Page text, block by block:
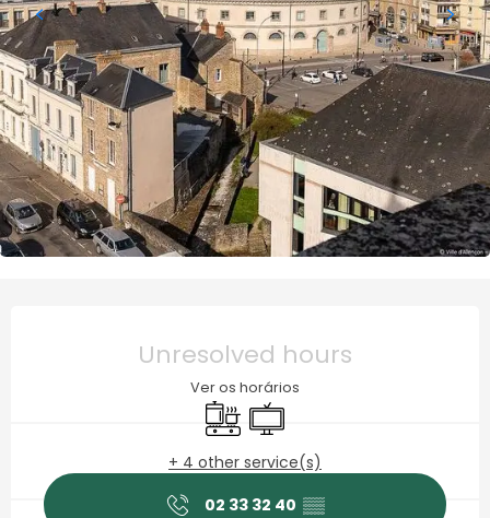
Unresolved hours
Ver os horários
Cooking hob
Television
+ 4 other service(s)
02 33 32 40 ▒▒